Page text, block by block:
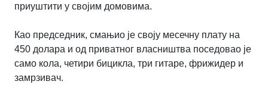
приуштити у својим домовима.
Као председник, смањио је своју месечну плату на
450 долара и од приватног власништва поседовао је
само кола, четири бицикла, три гитаре, фрижидер и
замрзивач.